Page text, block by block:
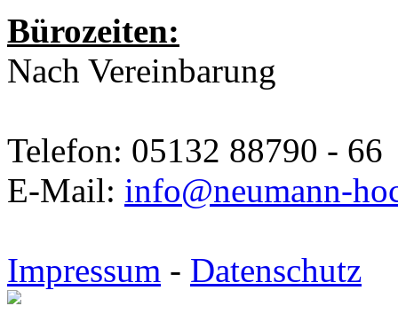
Bürozeiten:
Nach Vereinbarung
Telefon: 05132 88790 - 66
E-Mail: info@neumann-
Impressum - Datenschutz